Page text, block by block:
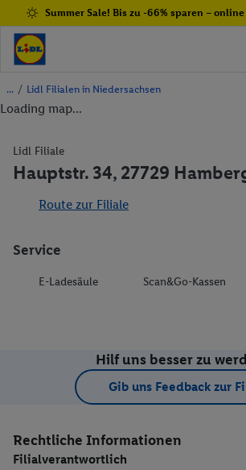
Summer Sale! Bis zu -66% sparen –
/ Lidl Filialen in Niedersachsen
Loading map...
Lidl Filiale
Hauptstr. 34, 27729
Route zur Filiale
Service
E-Ladesäule Scan&Go-Kassen
Hilf uns besser zu
Gib uns Feedback zur
Rechtliche Informationen
Filialverantwortlich